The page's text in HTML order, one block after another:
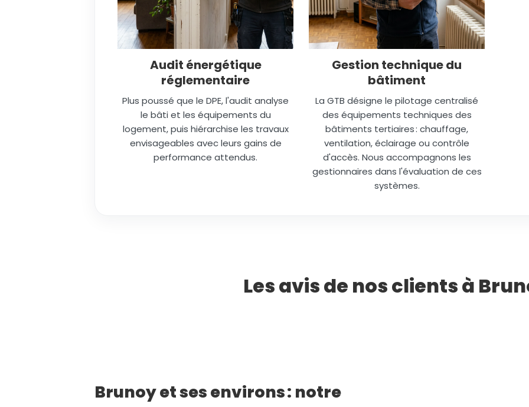
Audit énergétique
réglementaire
Plus poussé que le DPE, l'audit analyse
le bâti et les équipements du
logement, puis hiérarchise les travaux
envisageables avec leurs gains de
performance attendus.
Gestion technique du
bâtiment
La GTB désigne le pilotage centralisé
des équipements techniques des
bâtiments tertiaires : chauffage,
ventilation, éclairage ou contrôle
d'accès. Nous accompagnons les
gestionnaires dans l'évaluation de ces
systèmes.
Les avis de nos clients à
Brunoy et ses environs : notre